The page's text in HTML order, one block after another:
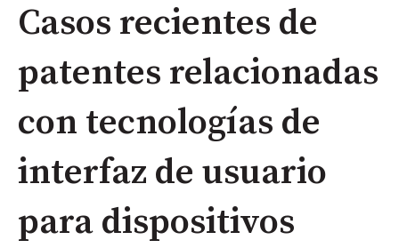
Casos recientes de
patentes relacionadas
con tecnologías de
interfaz de usuario
para dispositivos